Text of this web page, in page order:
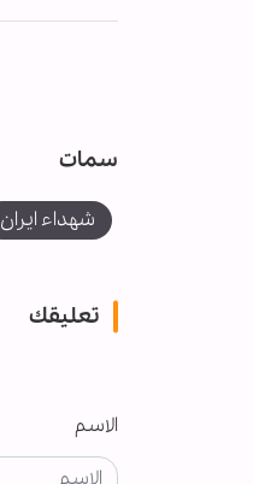
سمات
شهداء ايران
تعليقك
الاسم